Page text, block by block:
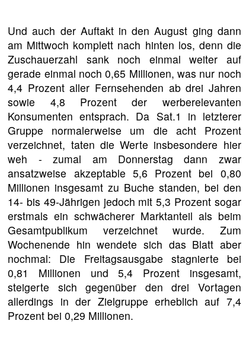
Und auch der Auftakt in den August ging dann
am Mittwoch komplett nach hinten los, denn die
Zuschauerzahl sank noch einmal weiter auf
gerade einmal noch 0,65 Millionen, was nur noch
4,4 Prozent aller Fernsehenden ab drei Jahren
sowie 4,8 Prozent der werberelevanten
Konsumenten entsprach. Da Sat.1 in letzterer
Gruppe normalerweise um die acht Prozent
verzeichnet, taten die Werte insbesondere hier
weh - zumal am Donnerstag dann zwar
ansatzweise akzeptable 5,6 Prozent bei 0,80
Millionen insgesamt zu Buche standen, bei den
14- bis 49-Jährigen jedoch mit 5,3 Prozent sogar
erstmals ein schwächerer Marktanteil als beim
Gesamtpublikum verzeichnet wurde. Zum
Wochenende hin wendete sich das Blatt aber
nochmal: Die Freitagsausgabe stagnierte bei
0,81 Millionen und 5,4 Prozent insgesamt,
steigerte sich gegenüber den drei Vortagen
allerdings in der Zielgruppe erheblich auf 7,4
Prozent bei 0,29 Millionen.